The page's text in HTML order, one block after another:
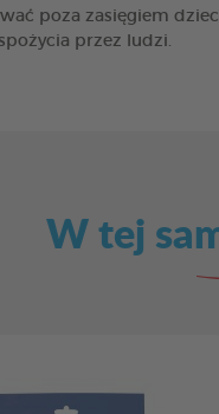
poza zasięgiem
przez ludzi.
W tej